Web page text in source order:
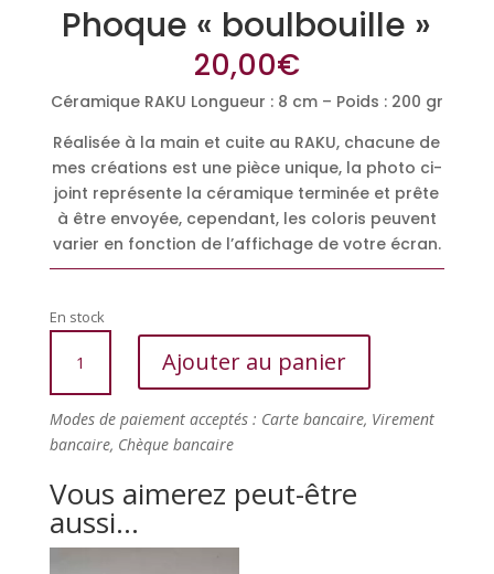
Phoque « boulbouille »
20,00€
Céramique RAKU Longueur : 8 cm – Poids : 200 gr
Réalisée à la main et cuite au RAKU, chacune de
mes créations est une pièce unique, la photo ci-
joint représente la céramique terminée et prête
à être envoyée, cependant, les coloris peuvent
varier en fonction de l’affichage de votre écran.
En stock
Phoque
"boulbouille"
Ajouter au panier
Modes de paiement acceptés : Carte bancaire, Virement
bancaire, Chèque bancaire
Vous aimerez peut-être
aussi…